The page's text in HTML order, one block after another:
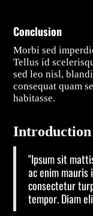
Conclusion
Morbi sed
Tellus id
sed leo nisl,
consequat quam
habitasse.
Introduction
"Ipsum sit
ac enim mauris
consectetur
tempor. Diam